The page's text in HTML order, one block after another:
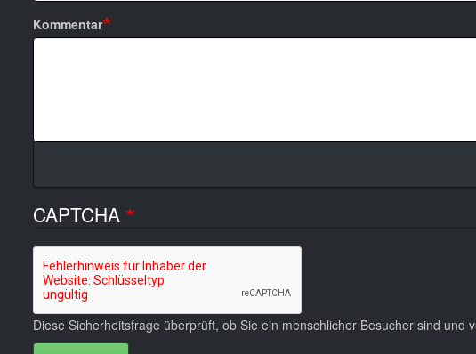
Kommentar
CAPTCHA
Diese Sicherheitsfrage überprüft, ob Sie ein menschlicher Besucher sind und